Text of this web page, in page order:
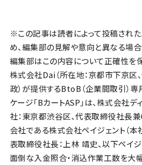
※この記事は読者によって投稿され
め、編集部の見解や意向と異なる場合
編集部はこの内容について正確性を
株式会社Dai（所在地：京都市下京区
政）が提供するBtoB（企業間取引）専
ケージ「BカートASP」は、株式会社デ
社：東京都渋谷区、代表取締役社長兼
会社である株式会社ペイジェント（本
表取締役社長：上林 靖史、以下ペイジ
面倒な入金照合・消込作業工数を大